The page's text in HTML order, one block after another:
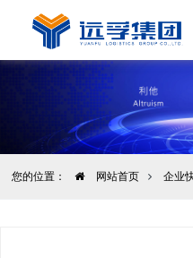
您的位置： 网站首页 企业